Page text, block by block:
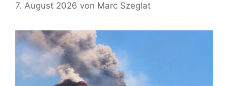
7. August 2026 von Marc Szeglat